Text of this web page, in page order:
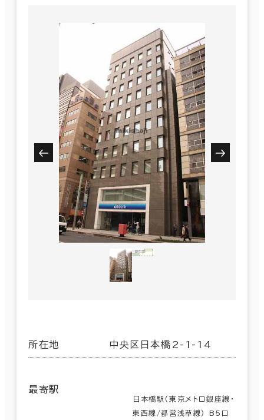
所在地 中央区日本橋2-1-14
最寄駅
日本橋駅(東京メトロ銀座線･
東西線/都営浅草線) B5口